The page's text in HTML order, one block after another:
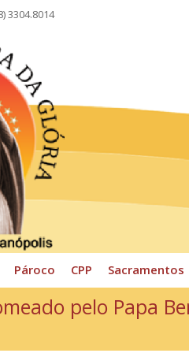
3304.8014
Pároco CPP Sacramentos
pelo Papa